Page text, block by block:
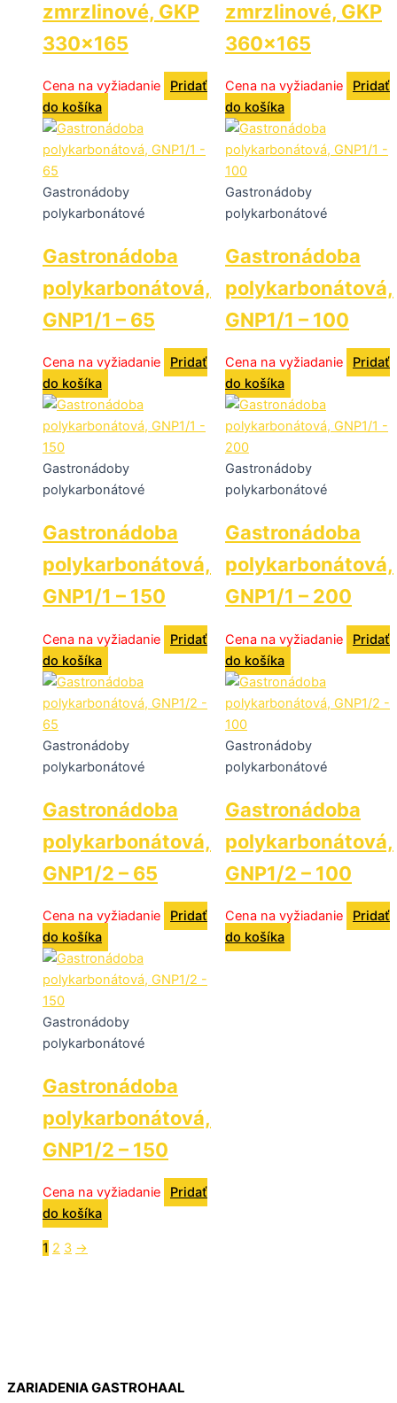
ZARIADENIA GASTROHAAL
zmrzlinové, GKP
330×165
Cena na vyžiadanie
Pridať
do košíka
zmrzlinové, GKP
360×165
Cena na vyžiadanie
Pridať
do košíka
Gastronádoby
polykarbonátové
Gastronádoba
polykarbonátová,
GNP1/1 – 65
Cena na vyžiadanie
Pridať
do košíka
Gastronádoby
polykarbonátové
Gastronádoba
polykarbonátová,
GNP1/1 – 100
Cena na vyžiadanie
Pridať
do košíka
Gastronádoby
polykarbonátové
Gastronádoba
polykarbonátová,
GNP1/1 – 150
Cena na vyžiadanie
Pridať
do košíka
Gastronádoby
polykarbonátové
Gastronádoba
polykarbonátová,
GNP1/1 – 200
Cena na vyžiadanie
Pridať
do košíka
Gastronádoby
polykarbonátové
Gastronádoba
polykarbonátová,
GNP1/2 – 65
Cena na vyžiadanie
Pridať
do košíka
Gastronádoby
polykarbonátové
Gastronádoba
polykarbonátová,
GNP1/2 – 100
Cena na vyžiadanie
Pridať
do košíka
Gastronádoby
polykarbonátové
Gastronádoba
polykarbonátová,
GNP1/2 – 150
Cena na vyžiadanie
Pridať
do košíka
1 2 3 →